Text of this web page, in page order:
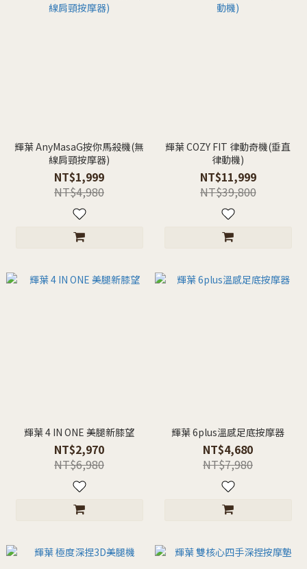
輝葉 AnyMasaG按你馬殺機(無
線肩頸按摩器)
NT$1,999
NT$4,980
輝葉 COZY FIT 律動奇機(垂直
律動機)
NT$11,999
NT$39,800
輝葉 4 IN ONE 美腿新膝望
NT$2,970
NT$6,980
輝葉 6plus溫感足底按摩器
NT$4,680
NT$7,980